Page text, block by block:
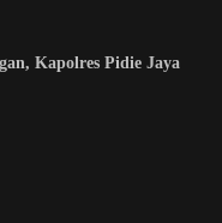
Kapolres Pidie Jaya